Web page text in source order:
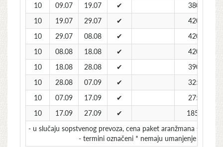
10
09.07 19.07 ✔
380
10
19.07 29.07 ✔
420
10
29.07 08.08 ✔
420
10
08.08 18.08 ✔
420
10
18.08 28.08 ✔
390
10
28.08 07.09 ✔
325
10
07.09 17.09 ✔
275
10
17.09 27.09 ✔
185*
- u slučaju sopstvenog prevoza, cena paket aranžmana se
- termini označeni * nemaju umanjenje za